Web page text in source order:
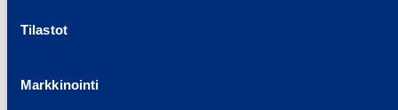
Tilastot
Markkinointi